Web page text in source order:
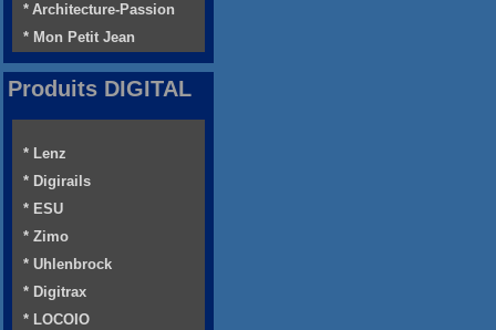
* Architecture-Passion
* Mon Petit Jean
Produits DIGITAL
* Lenz
* Digirails
* ESU
* Zimo
* Uhlenbrock
* Digitrax
* LOCOIO